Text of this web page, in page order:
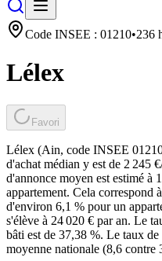
Code INSEE : 01210•236
Lélex
Favori
Lélex (Ain, code INSEE
d'achat médian y est de 2 245
d'annonce moyen est estimé à
appartement. Cela correspond
d'environ 6,1 % pour un
s'élève à 24 020 € par an. Le
bâti est de 37,38 %. Le taux
moyenne nationale (8,6 contre